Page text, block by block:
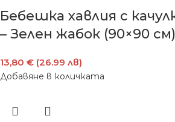
Бебешка хавлия с
– Зелен жабок (90×90 см)
13,80 € (26.99 лв)
Добавяне в количката